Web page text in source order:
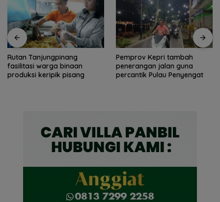
Rutan Tanjungpinang
fasilitasi warga binaan
produksi keripik pisang
Pemprov Kepri tambah
penerangan jalan guna
percantik Pulau Penyengat